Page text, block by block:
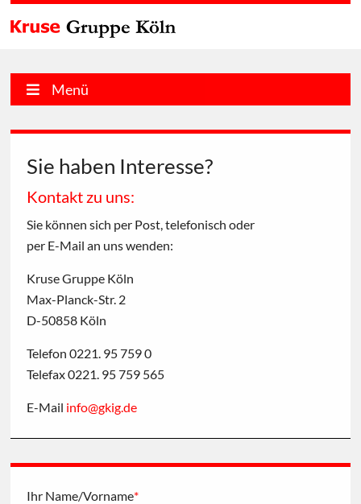
Menü
Sie haben Interesse?
Kontakt zu uns:
Sie können sich per Post, telefonisch oder
per E-Mail an uns wenden:
Kruse Gruppe Köln
Max-Planck-Str. 2
D-50858 Köln
Telefon 0221. 95 759 0
Telefax 0221. 95 759 565
E-Mail info@gkig.de
Ihr Name/Vorname*